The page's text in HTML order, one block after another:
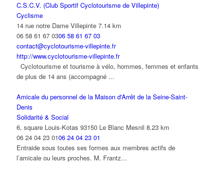
C.S.C.V. (Club Sportif Cyclotourisme de Villepinte)
Cyclisme
14 rue notre Dame Villepinte 7.14 km
06 58 61 67 0306 58 61 67 03
contact@cyclotourisme-villepinte.fr
http://www.cyclotourisme-villepinte.fr
Cyclotourisme et tourisme à vélo, hommes, femmes et enfants
de plus de 14 ans (accompagné ...
Amicale du personnel de la Maison d'Arrêt de la Seine-Saint-
Denis
Solidarité & Social
6, square Louis-Kotas 93150 Le Blanc Mesnil 8.23 km
06 24 04 23 0106 24 04 23 01
Entraide sous toutes ses formes aux membres actifs de
l’amicale ou leurs proches. M. Frantz...